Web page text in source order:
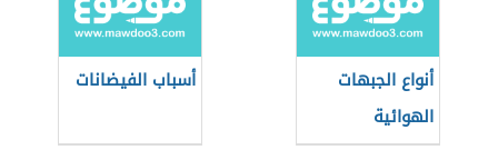
أنواع الجبهات
الهوائية
أسباب الفيضانات